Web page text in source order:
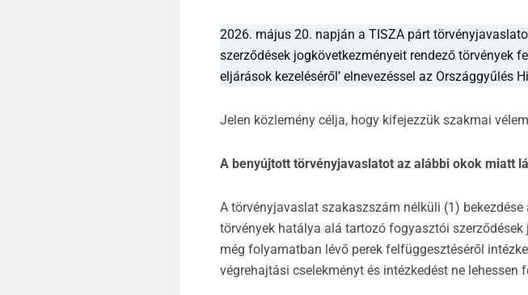
2026. május 20. napján a TISZA párt
szerződések jogkövetkezményeit rendező törvények
eljárások kezeléséről’ elnevezéssel az Országgyűlés
Jelen közlemény célja, hogy kifejezzük szakmai
A benyújtott törvényjavaslatot az alábbi okok miatt
A törvényjavaslat szakaszszám nélküli (1)
törvények hatálya alá tartozó fogyasztói
még folyamatban lévő perek felfüggesztéséről
végrehajtási cselekményt és intézkedést ne lehessen